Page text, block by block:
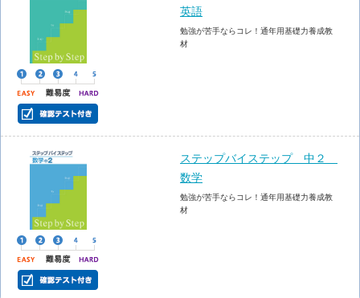
英語
勉強が苦手ならコレ！通年用基礎力養成教
材
ステップバイステップ 中２
数学
勉強が苦手ならコレ！通年用基礎力養成教
材